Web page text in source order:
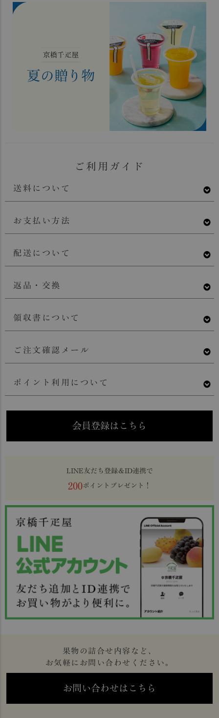
ご利用ガイド
送料について
お支払い方法
配送について
返品・交換
領収書について
ご注文確認メール
ポイント利用について
会員登録はこちら
LINE友だち登録＆ID連携で
200ポイントプレゼント！
果物の詰合せ内容など、
お気軽にお問い合わせください。
お問い合わせはこちら